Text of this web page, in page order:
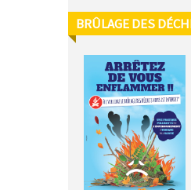
BRÛLAGE DES